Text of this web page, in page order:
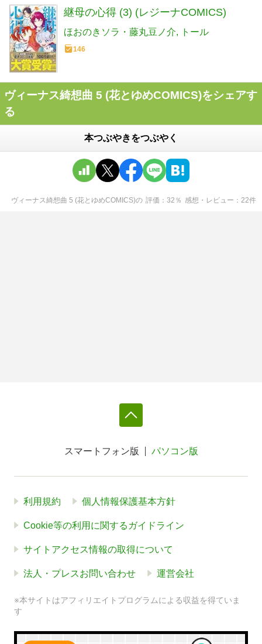
継母の心得 (3) (レジーナCOMICS)
ほおのきソラ・藤丸豆ノ介 トール
146
ヴィーナス綺想曲 5 (花とゆめCOMICS)をシェアす
る
本つぶやきをつぶやく
ヴィーナス綺想曲 5 (花とゆめCOMICS)の 評価 32 ％ 感想・レビュー 22件
スマートフォン版 パソコン版
利用規約 個人情報保護基本方針
Cookie等の利用に関するガイドライン
サイトアクセス情報の取得について
法人・プレスお問い合わせ 運営会社
※本サイトはアフィリエイトプログラムによる収益を得ていま
す